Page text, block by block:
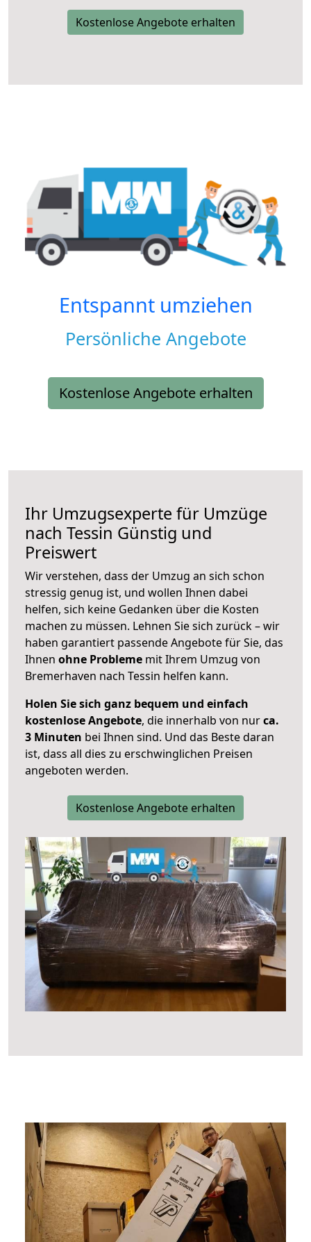
Kostenlose Angebote erhalten
Entspannt umziehen
Persönliche Angebote
Kostenlose Angebote erhalten
Ihr Umzugsexperte für Umzüge
nach Tessin Günstig und
Preiswert
Wir verstehen, dass der Umzug an sich schon
stressig genug ist, und wollen Ihnen dabei
helfen, sich keine Gedanken über die Kosten
machen zu müssen. Lehnen Sie sich zurück – wir
haben garantiert passende Angebote für Sie, das
Ihnen ohne Probleme mit Ihrem Umzug von
Bremerhaven nach Tessin helfen kann.
Holen Sie sich ganz bequem und einfach
kostenlose Angebote, die innerhalb von nurca.
3 Minuten bei Ihnen sind. Und das Beste daran
ist, dass all dies zu erschwinglichen Preisen
angeboten werden.
Kostenlose Angebote erhalten